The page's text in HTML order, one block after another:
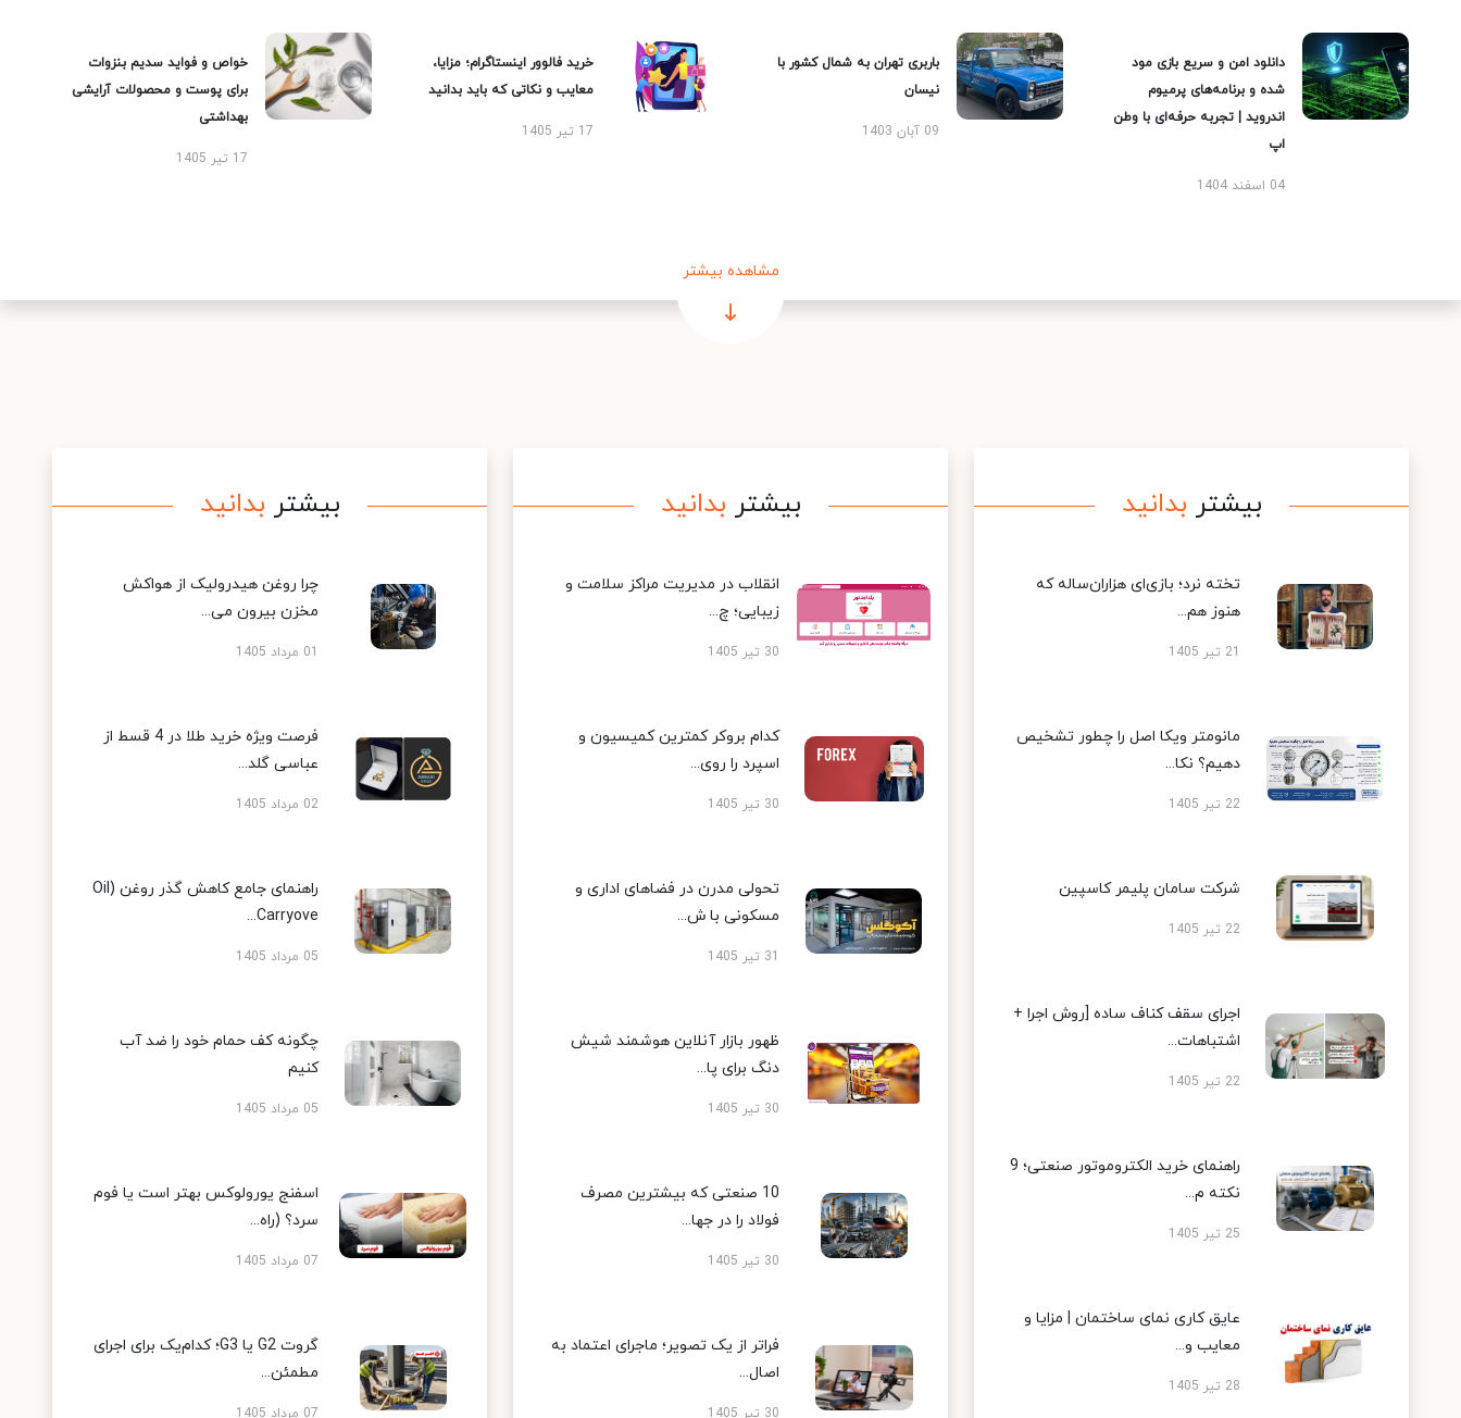
دانلود امن و سریع بازی مود
شده و برنامه‌های پرمیوم
اندروید | تجربه حرفه‌ای با وطن
اپ
04 اسفند 1404
باربری تهران به شمال کشور با
نیسان
09 آبان 1403
خرید فالوور اینستاگرام؛ مزایا،
معایب و نکاتی که باید بدانید
17 تیر 1405
خواص و فواید سدیم بنزوات
برای پوست و محصولات آرایشی
بهداشتی
17 تیر 1405
مشاهده بیشتر
بیشتر بدانید
تخته نرد؛ بازی‌ای هزاران‌ساله که
هنوز هم...
21 تیر 1405
مانومتر ویکا اصل را چطور تشخیص
دهیم؟ نکا...
22 تیر 1405
شرکت سامان پلیمر کاسپین
22 تیر 1405
اجرای سقف کناف ساده [روش اجرا +
اشتباهات...
22 تیر 1405
راهنمای خرید الکتروموتور صنعتی؛ 9
نکته م...
25 تیر 1405
عایق کاری نمای ساختمان | مزایا و
معایب و...
28 تیر 1405
بیشتر بدانید
انقلاب در مدیریت مراکز سلامت و
زیبایی؛ چ...
30 تیر 1405
کدام بروکر کمترین کمیسیون و
اسپرد را روی...
30 تیر 1405
تحولی مدرن در فضاهای اداری و
مسکونی با ش...
31 تیر 1405
ظهور بازار آنلاین هوشمند شیش
دنگ برای پا...
30 تیر 1405
10 صنعتی که بیشترین مصرف
فولاد را در جها...
30 تیر 1405
فراتر از یک تصویر؛ ماجرای اعتماد به
اصال...
30 تیر 1405
بیشتر بدانید
چرا روغن هیدرولیک از هواکش
مخزن بیرون می...
01 مرداد 1405
فرصت ویژه خرید طلا در 4 قسط از
عباسی گلد...
02 مرداد 1405
راهنمای جامع کاهش گذر روغن (Oil
Carryove...
05 مرداد 1405
چگونه کف حمام خود را ضد آب
کنیم
05 مرداد 1405
اسفنج یورولوکس بهتر است یا فوم
سرد؟ (راه...
07 مرداد 1405
گروت G2 یا G3؛ کدام‌یک برای اجرای
مطمئن...
07 مرداد 1405